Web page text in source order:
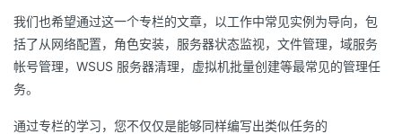
我们也希望通过这一个专栏的文章，以工作中常见实例为导向，包
括了从网络配置，角色安装，服务器状态监视，文件管理，域服务
帐号管理，WSUS 服务器清理，虚拟机批量创建等最常见的管理任
务。
通过专栏的学习，您不仅仅是能够同样编写出类似任务的